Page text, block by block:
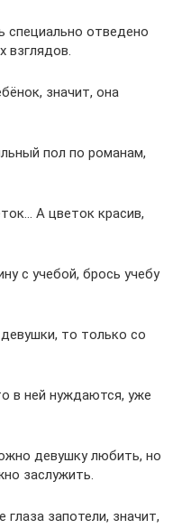
отведено
взглядов.
значит, она
пол по романам,
А цветок красив,
с учебой, брось учебу
то только со
в ней нуждаются, уже
девушку любить, но
заслужить.
запотели, значит,